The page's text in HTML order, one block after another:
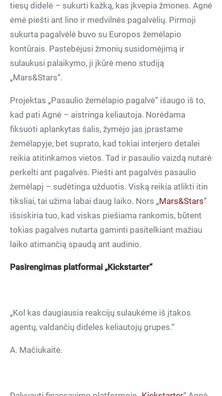
tiesų didelė – sukurti kažką, kas įkvepia žmones. Agnė
ėmė piešti ant lino ir medvilnės pagalvėlių. Pirmoji
sukurta pagalvėlė buvo su Europos žemėlapio
kontūrais. Pastebėjusi žmonių susidomėjimą ir
sulaukusi palaikymo, ji įkūrė meno studiją
„Mars&Stars“.
Projektas „Pasaulio žemėlapio pagalvė“ išaugo iš to,
kad pati Agnė – aistringa keliautoja. Norėdama
fiksuoti aplankytas šalis, žymėjo jas įprastame
žemėlapyje, bet suprato, kad tokiai interjero detalei
reikia atitinkamos vietos. Tad ir pasaulio vaizdą nutarė
perkelti ant pagalvės. Piešti ant pagalvės pasaulio
žemėlapį – sudėtinga užduotis. Viską reikia atlikti itin
tiksliai, tai užima labai daug laiko. Nors „Mars&Stars“
išsiskiria tuo, kad viskas piešiama rankomis, būtent
tokias pagalves nutarta gaminti pasitelkiant mažiau
laiko atimančią spaudą ant audinio.
Pasirengimas platformai „Kickstarter“
„Kol kas daugiausia reakcijų sulaukėme iš įtakos
agentų, valdančių dideles keliautojų grupes.“
A. Mačiukaitė.